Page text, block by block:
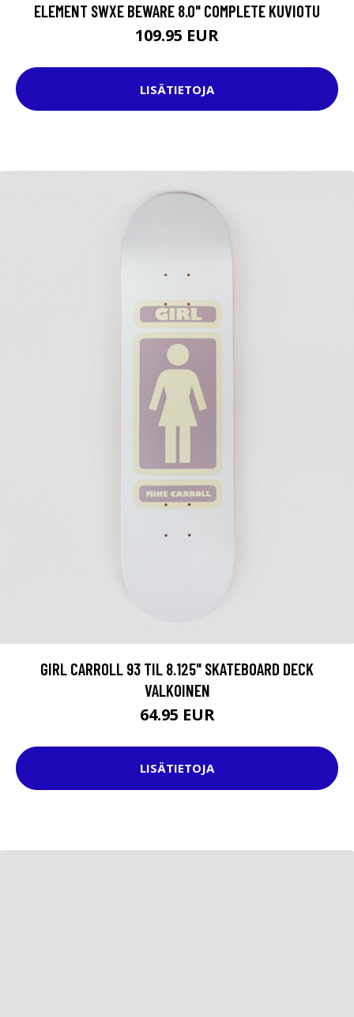
ELEMENT SWXE BEWARE 8.0" COMPLETE KUVIOTU
109.95 EUR
LISÄTIETOJA
GIRL CARROLL 93 TIL 8.125" SKATEBOARD DECK
VALKOINEN
64.95 EUR
LISÄTIETOJA